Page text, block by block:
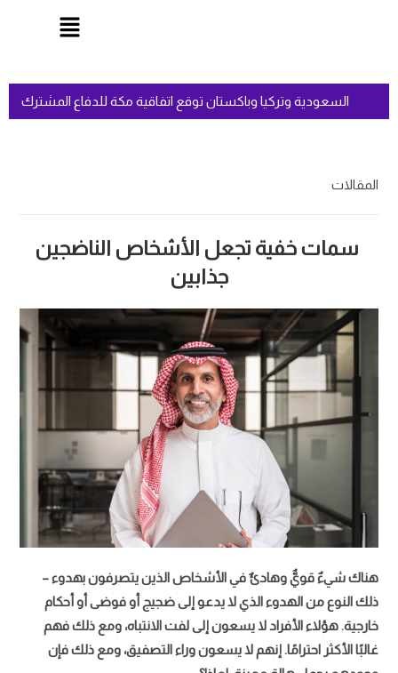
السعودية وتركيا وباكستان توقع اتفاقية مكة للدفاع
المقالات
سمات خفية تجعل الأشخاص الناضجين
جذابين
هناك شيءٌ قويٌّ وهادئٌ في الأشخاص الذين يتصرفون بهدوء –
ذلك النوع من الهدوء الذي لا يدعو إلى ضجيج أو فوضى أو أحكام
خارجية. هؤلاء الأفراد لا يسعون إلى لفت الانتباه، ومع ذلك فهم
غالبًا الأكثر احترامًا. إنهم لا يسعون وراء التصفيق، ومع ذلك فإن